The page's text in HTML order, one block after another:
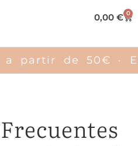
0,00€ 0
de 50€ ·